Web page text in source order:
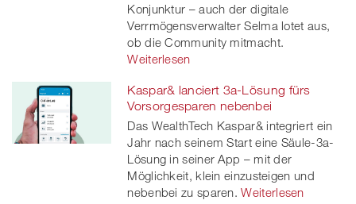
Konjunktur – auch der digitale
Verrmögensverwalter Selma lotet aus,
ob die Community mitmacht.
Weiterlesen
Kaspar& lanciert 3a-Lösung fürs
Vorsorgesparen nebenbei
Das WealthTech Kaspar& integriert ein
Jahr nach seinem Start eine Säule-3a-
Lösung in seiner App – mit der
Möglichkeit, klein einzusteigen und
nebenbei zu sparen. Weiterlesen